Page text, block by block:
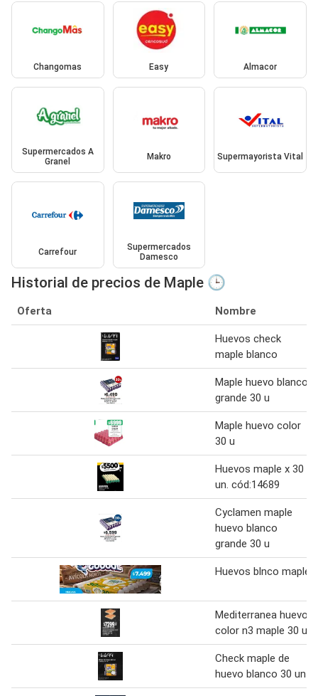
Changomas Easy Almacor
Supermercados A
Granel
Makro Supermayorista Vital
Carrefour
Supermercados
Damesco
Historial de precios de Maple 🕒
Oferta Nombre
Huevos check
maple blanco
Maple huevo blanco
grande 30 u
Maple huevo color
30 u
Huevos maple x 30
un. cód:14689
Cyclamen maple
huevo blanco
grande 30 u
Huevos blnco maple
Mediterranea huevo
color n3 maple 30 u
Check maple de
huevo blanco 30 un